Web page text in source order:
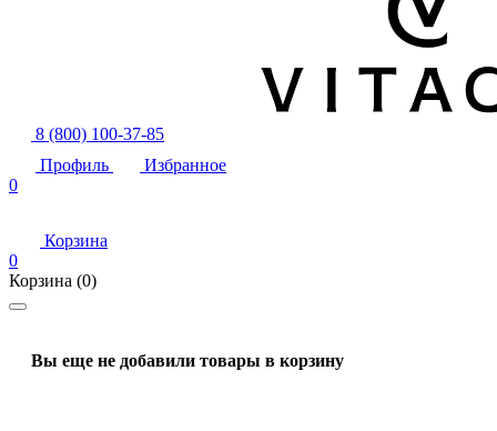
8 (800) 100-37-85
Профиль
Избранное
0
Корзина
0
Корзина (0)
Вы еще не добавили товары в корзину